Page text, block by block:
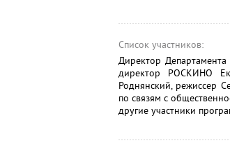
Список участников:
Директор
директор РОСКИНО
Роднянский, режиссер
по связям с
другие участники